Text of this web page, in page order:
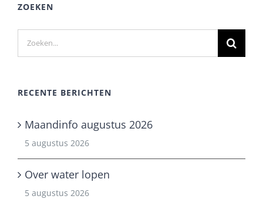
ZOEKEN
Zoeken
naar:
RECENTE BERICHTEN
Maandinfo augustus 2026
5 augustus 2026
Over water lopen
5 augustus 2026